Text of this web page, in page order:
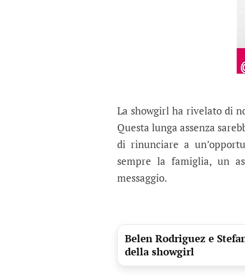
La showgirl ha rivelato di
Questa lunga assenza
di rinunciare a
sempre la famiglia, un
messaggio.
Belen Rodriguez e
della showgirl